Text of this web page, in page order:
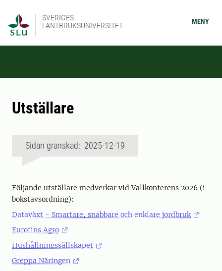
SVERIGES
LANTBRUKSUNIVERSITET
MENY
Utställare
Sidan granskad: 2025-12-19
Följande utställare medverkar vid Vallkonferens 2026 (i
bokstavsordning):
Dataväxt - Smartare, snabbare och enklare jordbruk
Eurofins Agro
Hushållningssällskapet
Greppa Näringen